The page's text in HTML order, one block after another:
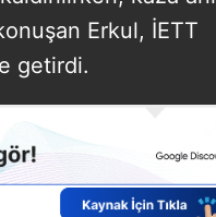
Erkul, İETT
getirdi.